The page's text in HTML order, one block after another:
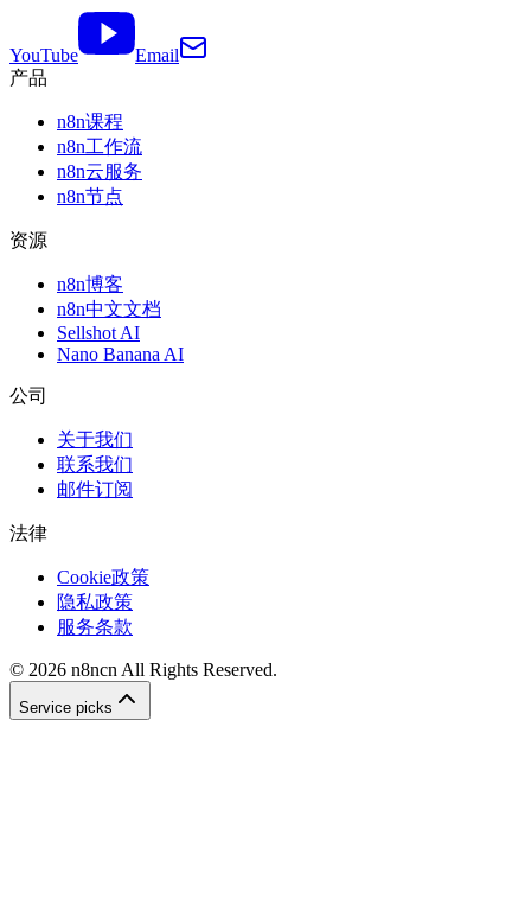
YouTube
Email
产品
n8n课程
n8n工作流
n8n云服务
n8n节点
资源
n8n博客
n8n中文文档
Sellshot AI
Nano Banana AI
公司
关于我们
联系我们
邮件订阅
法律
Cookie政策
隐私政策
服务条款
© 2026 n8ncn All Rights Reserved.
Service picks